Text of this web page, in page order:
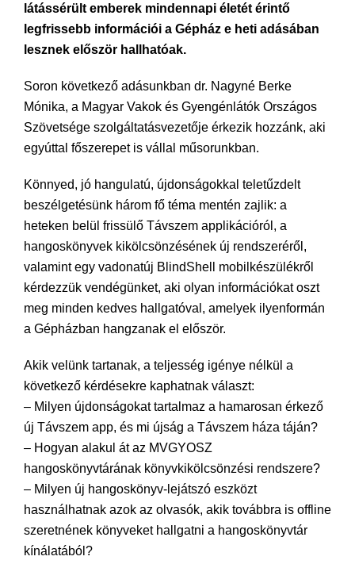
látássérült emberek mindennapi életét érintő
legfrissebb információi a Gépház e heti adásában
lesznek először hallhatóak.
Soron következő adásunkban dr. Nagyné Berke
Mónika, a Magyar Vakok és Gyengénlátók Országos
Szövetsége szolgáltatásvezetője érkezik hozzánk, aki
egyúttal főszerepet is vállal műsorunkban.
Könnyed, jó hangulatú, újdonságokkal teletűzdelt
beszélgetésünk három fő téma mentén zajlik: a
heteken belül frissülő Távszem applikációról, a
hangoskönyvek kikölcsönzésének új rendszeréről,
valamint egy vadonatúj BlindShell mobilkészülékről
kérdezzük vendégünket, aki olyan információkat oszt
meg minden kedves hallgatóval, amelyek ilyenformán
a Gépházban hangzanak el először.
Akik velünk tartanak, a teljesség igénye nélkül a
következő kérdésekre kaphatnak választ:
– Milyen újdonságokat tartalmaz a hamarosan érkező
új Távszem app, és mi újság a Távszem háza táján?
– Hogyan alakul át az MVGYOSZ
hangoskönyvtárának könyvkikölcsönzési rendszere?
– Milyen új hangoskönyv-lejátszó eszközt
használhatnak azok az olvasók, akik továbbra is offline
szeretnének könyveket hallgatni a hangoskönyvtár
kínálatából?